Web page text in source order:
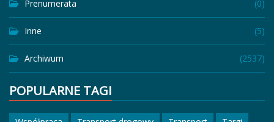
Prenumerata (0)
Inne (5)
Archiwum (2537)
POPULARNE TAGI